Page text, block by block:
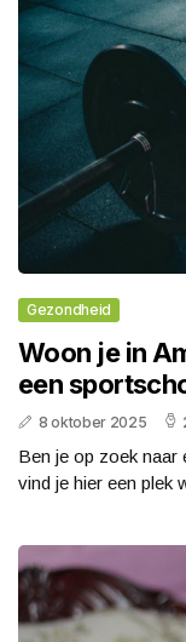
Gezondheid
Woon je in
een
8 oktober 2025
Ben je op zoek naar
vind je hier een plek